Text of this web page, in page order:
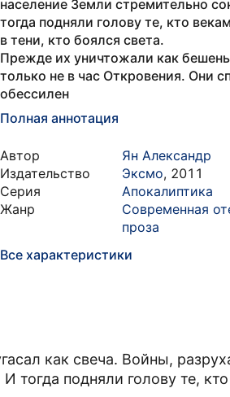
население Земли стремительно
тогда подняли голову те, кто
в тени, кто боялся света.
Прежде их уничтожали как
только не в час Откровения. Они
обессилен
Полная аннотация
Автор
Ян Александр
Издательство
Эксмо, 2011
Серия
Апокалиптика
Жанр
Современная
проза
Все характеристики
как свеча. Войны,
тогда подняли голову те,